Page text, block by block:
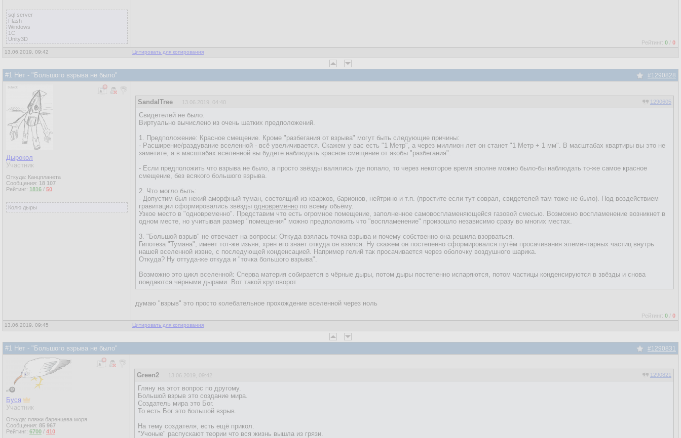
sql server
Flash
Windows
1C
Unity3D
Рейтинг: 0 / 0
13.06.2019, 09:42 Цитировать для копирования
#1 Нет - "Большого взрыва не было" #1290828
Дырокол
Участник
Откуда: Канцпланета
Сообщения: 18 107
Рейтинг: 1816 / 50
Колю дыры
SandalTree 13.06.2019, 04:40 1290605
Свидетелей не было.
Виртуально вычислено из очень шатких предположений.
1. Предположение: Красное смещение. Кроме "разбегания от взрыва" могут быть следующие причины:
- Расширение/раздувание вселенной - всё увеличивается. Скажем у вас есть "1 Метр", а через миллион лет он станет "1 Метр + 1 мм". В масштабах квартиры вы это не
заметите, а в масштабах вселенной вы будете наблюдать красное смещение от якобы "разбегания".
- Если предположить что взрыва не было, а просто звёзды валялись где попало, то через некоторое время вполне можно было-бы наблюдать то-же самое красное
смещение, без всякого большого взрыва.
2. Что могло быть:
- Допустим был некий аморфный туман, состоящий из кварков, барионов, нейтрино и т.п. (простите если тут соврал, свидетелей там тоже не было). Под воздействием
гравитации сформировались звёзды одновременно по всему обьёму.
Узкое место в "одновременно". Представим что есть огромное помещение, заполненное самовоспламеняющейся газовой смесью. Возможно воспламенение возникнет в
одном месте, но учитывая размер "помещения" можно предположить что "воспламенение" произошло независимо сразу во многих местах.
3. "Большой взрыв" не отвечает на вопросы: Откуда взялась точка взрыва и почему собственно она решила взорваться.
Гипотеза "Тумана", имеет тот-же изьян, хрен его знает откуда он взялся. Ну скажем он постепенно сформировался путём просачивания элементарных частиц внутрь
нашей вселенной извне, с последующей конденсацией. Например гелий так просачивается через оболочку воздушного шарика.
Откуда? Ну оттуда-же откуда и "точка большого взрыва".
Возможно это цикл вселенной: Сперва материя собирается в чёрные дыры, потом дыры постепенно испаряются, потом частицы конденсируются в звёзды и снова
поедаются чёрными дырами. Вот такой круговорот.
думаю "взрыв" это просто колебательное прохождение вселенной через ноль
Рейтинг: 0 / 0
13.06.2019, 09:45 Цитировать для копирования
#1 Нет - "Большого взрыва не было" #1290831
Буся
Участник
Откуда: пляжи баренцева моря
Сообщения: 85 967
Рейтинг: 6700 / 410
Green2 13.06.2019, 09:42 1290821
Гляну на этот вопрос по другому.
Большой взрыв это создание мира.
Создатель мира это Бог.
То есть Бог это большой взрыв.
На тему создателя, есть ещё прикол.
"Учоные" распускают теории что вся жизнь вышла из грязи.